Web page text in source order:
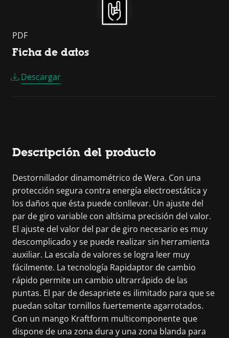
PDF
Ficha de datos
Descargar
Descripción del producto
Destornillador dinamométrico de Wera. Con una
protección segura contra energía electroestática y
los daños que ésta puede conllevar. Un ajuste del
par de giro variable con altísima precisión del valor.
El ajuste del valor del par de giro necesario es muy
descomplicado y se puede realizar sin herramienta
auxiliar. La escala de valores se logra leer muy
fácilmente. La tecnología Rapidaptor de cambio
rápido permite un cambio ultrarrápido de las
puntas. El par de desapriete es ilimitado para que se
puedan soltar tornillos fuertemente agarrotados.
Con un mango Kraftform multicomponente que
dispone de una zona dura y una zona blanda para